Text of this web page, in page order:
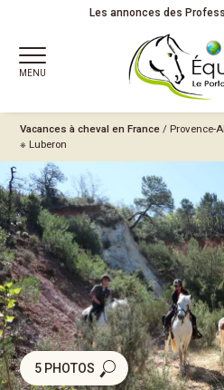
Les annonces des
MENU
Vacances à cheval en France / Provence-
※ Luberon
5 PHOTOS